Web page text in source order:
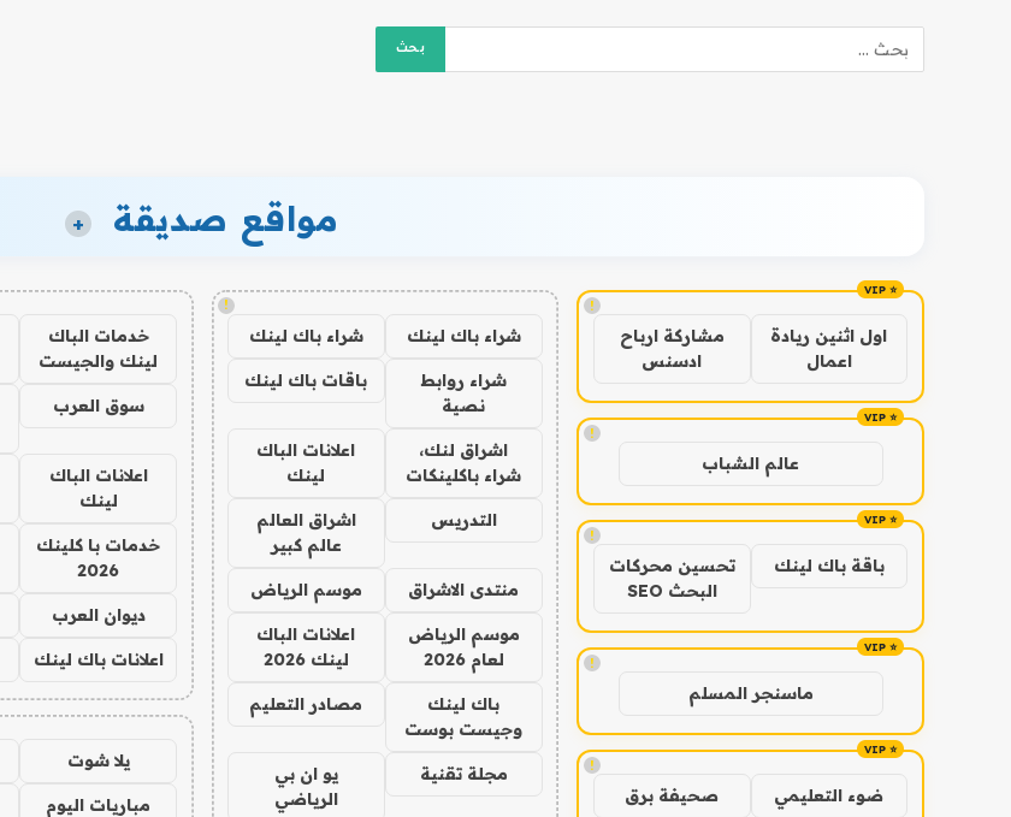
مواقع صديقة +
!
اول اثنين ريادة
اعمال
مشاركة ارباح
ادسنس
!
عالم الشباب
!
باقة باك لينك
تحسين محركات
البحث SEO
!
ماسنجر المسلم
!
ضوء التعليمي صحيفة برق
!
شراء باك لينك شراء باك لينك
شراء روابط
نصية
باقات باك لينك
اشراق لنك،
شراء باكلينكات
اعلانات الباك
لينك
التدريس
اشراق العالم
عالم كبير
منتدى الاشراق موسم الرياض
موسم الرياض
لعام 2026
اعلانات الباك
لينك 2026
باك لينك
وجيست بوست
مصادر التعليم
مجلة تقنية
يو ان بي
الرياضي
خدمات الباك
لينك والجيست
سوق العرب
اعلانات الباك
لينك
خدمات با كلينك
2026
ديوان العرب
اعلانات باك لينك
يلا شوت
مباريات اليوم